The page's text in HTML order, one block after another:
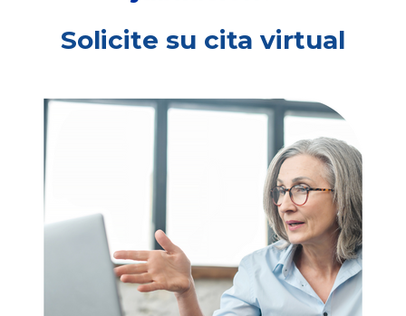
Solicite su cita virtual